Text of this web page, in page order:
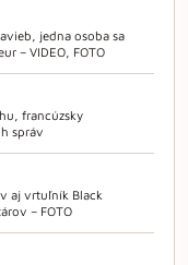
jedna osoba sa
– VIDEO, FOTO
francúzsky
správ
aj vrtuľník Black
– FOTO